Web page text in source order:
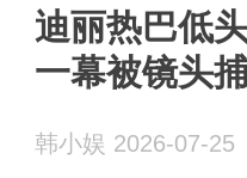
迪丽热巴低
一幕被镜头
韩小娱 2026-07-25